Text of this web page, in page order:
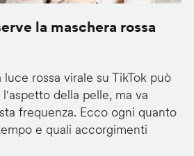
la maschera rossa
luce rossa virale su TikTok può
della pelle, ma va
frequenza. Ecco ogni quanto
e quali accorgimenti